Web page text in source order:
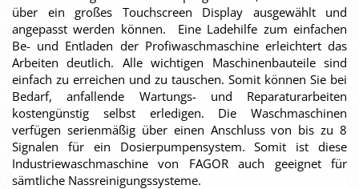
über ein großes Touchscreen Display ausgewählt und
angepasst werden können. Eine Ladehilfe zum einfachen
Be- und Entladen der Profiwaschmaschine erleichtert das
Arbeiten deutlich. Alle wichtigen Maschinenbauteile sind
einfach zu erreichen und zu tauschen. Somit können Sie bei
Bedarf, anfallende Wartungs- und Reparaturarbeiten
kostengünstig selbst erledigen. Die Waschmaschinen
verfügen serienmäßig über einen Anschluss von bis zu 8
Signalen für ein Dosierpumpensystem. Somit ist diese
Industriewaschmaschine von FAGOR auch geeignet für
sämtliche Nassreinigungssysteme.